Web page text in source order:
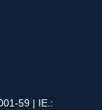
59 | IE.: